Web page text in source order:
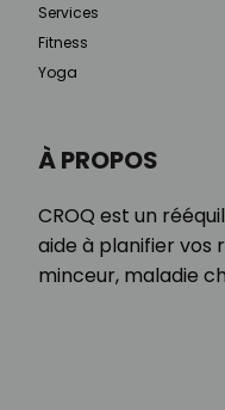
À PROPOS
CROQ est un
aide à planifier vos
minceur, maladie
Services
Fitness
Yoga